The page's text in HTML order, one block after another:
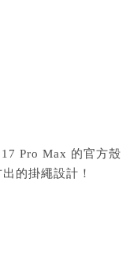
Pro Max 的官方殼
的掛繩設計！